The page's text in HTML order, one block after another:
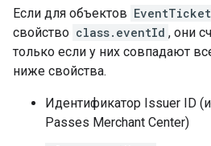
Если для объектов
свойство class.eventId , они
только если у них совпадают
ниже свойства.
Идентификатор Issuer ID
Passes Merchant Center)